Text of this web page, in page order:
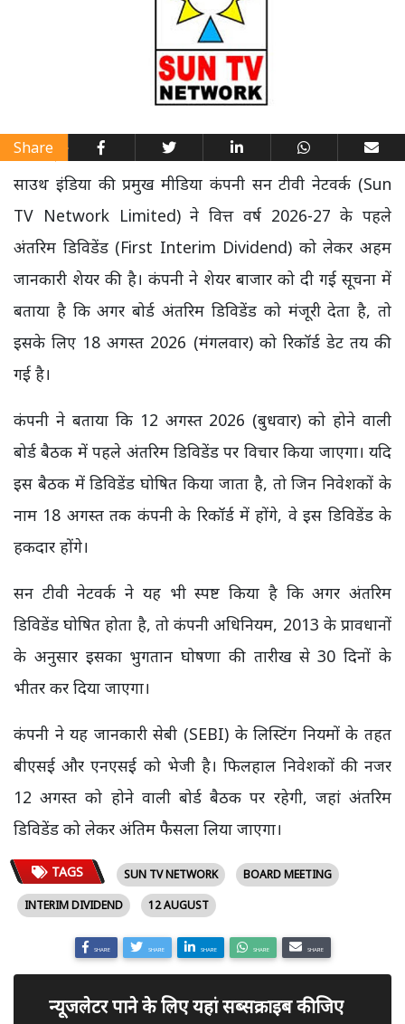
Share
साउथ इंडिया की प्रमुख मीडिया कंपनी सन टीवी नेटवर्क (Sun
TV Network Limited) ने वित्त वर्ष 2026-27 के पहले
अंतरिम डिविडेंड (First Interim Dividend) को लेकर अहम
जानकारी शेयर की है। कंपनी ने शेयर बाजार को दी गई सूचना में
बताया है कि अगर बोर्ड अंतरिम डिविडेंड को मंजूरी देता है, तो
इसके लिए 18 अगस्त 2026 (मंगलवार) को रिकॉर्ड डेट तय की
गई है।
कंपनी ने बताया कि 12 अगस्त 2026 (बुधवार) को होने वाली
बोर्ड बैठक में पहले अंतरिम डिविडेंड पर विचार किया जाएगा। यदि
इस बैठक में डिविडेंड घोषित किया जाता है, तो जिन निवेशकों के
नाम 18 अगस्त तक कंपनी के रिकॉर्ड में होंगे, वे इस डिविडेंड के
हकदार होंगे।
सन टीवी नेटवर्क ने यह भी स्पष्ट किया है कि अगर अंतरिम
डिविडेंड घोषित होता है, तो कंपनी अधिनियम, 2013 के प्रावधानों
के अनुसार इसका भुगतान घोषणा की तारीख से 30 दिनों के
भीतर कर दिया जाएगा।
कंपनी ने यह जानकारी सेबी (SEBI) के लिस्टिंग नियमों के तहत
बीएसई और एनएसई को भेजी है। फिलहाल निवेशकों की नजर
12 अगस्त को होने वाली बोर्ड बैठक पर रहेगी, जहां अंतरिम
डिविडेंड को लेकर अंतिम फैसला लिया जाएगा।
TAGS SUN TV NETWORK
BOARD MEETING
INTERIM DIVIDEND
12 AUGUST
SHARE SHARE SHARE SHARE SHARE
न्यूजलेटर पाने के लिए यहां सब्सक्राइब कीजिए